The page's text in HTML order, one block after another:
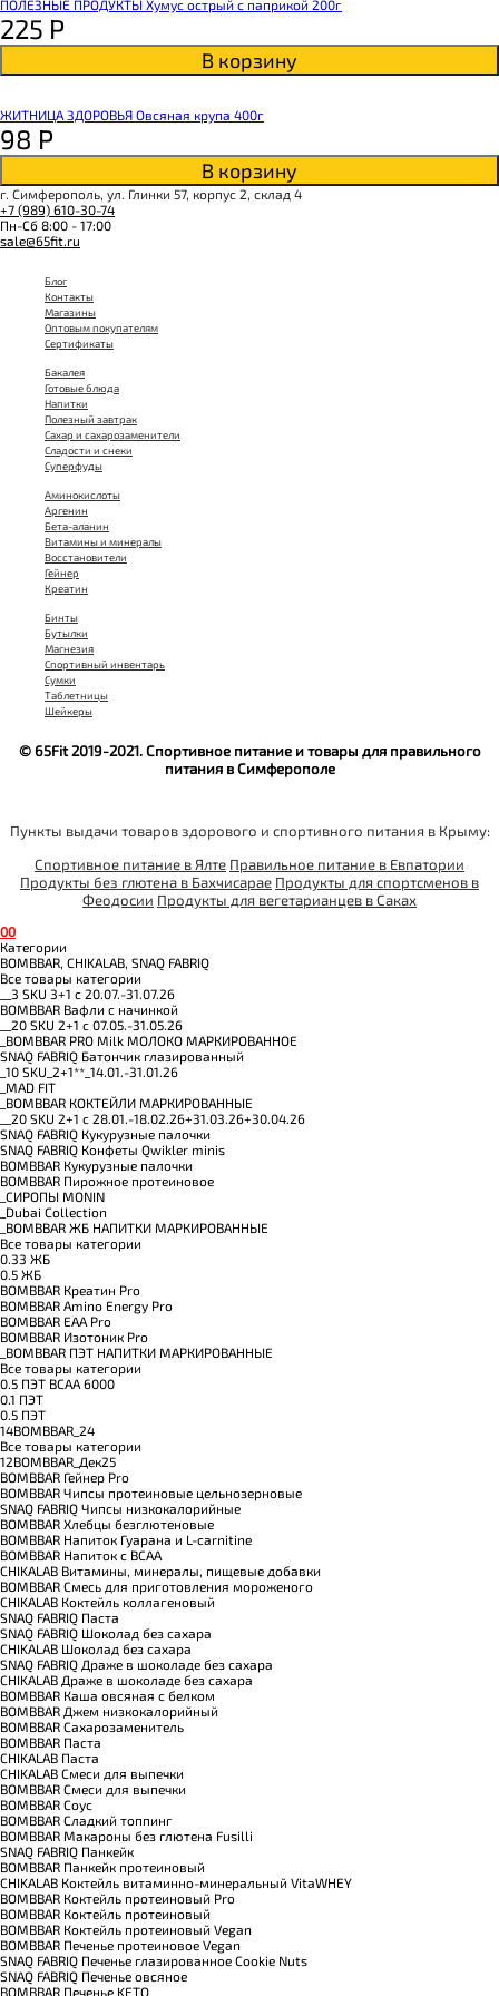
ПОЛЕЗНЫЕ ПРОДУКТЫ Хумус острый с паприкой 200г
225 Р
В корзину
ЖИТНИЦА ЗДОРОВЬЯ Овсяная крупа 400г
98 Р
В корзину
г. Симферополь, ул. Глинки 57, корпус 2, склад 4
+7 (989) 610-30-74
Пн-Сб 8:00 - 17:00
sale@65fit.ru
Блог
Контакты
Магазины
Оптовым покупателям
Сертификаты
Бакалея
Готовые блюда
Напитки
Полезный завтрак
Сахар и сахарозаменители
Сладости и снеки
Суперфуды
Аминокислоты
Аргенин
Бета-аланин
Витамины и минералы
Восстановители
Гейнер
Креатин
Бинты
Бутылки
Магнезия
Спортивный инвентарь
Сумки
Таблетницы
Шейкеры
© 65Fit 2019-2021. Спортивное питание и товары для правильного
питания в Симферополе
Пункты выдачи товаров здорового и спортивного питания в Крыму:
Спортивное питание в Ялте Правильное питание в Евпатории
Продукты без глютена в Бахчисарае Продукты для спортсменов в
Феодосии Продукты для вегетарианцев в Саках
00
Категории
BOMBBAR, CHIKALAB, SNAQ FABRIQ
Все товары категории
__3 SKU 3+1 с 20.07.-31.07.26
BOMBBAR Вафли с начинкой
__20 SKU 2+1 с 07.05.-31.05.26
_BOMBBAR PRO Milk МОЛОКО МАРКИРОВАННОЕ
SNAQ FABRIQ Батончик глазированный
_10 SKU_2+1**_14.01.-31.01.26
_MAD FIT
_BOMBBAR КОКТЕЙЛИ МАРКИРОВАННЫЕ
__20 SKU 2+1 с 28.01.-18.02.26+31.03.26+30.04.26
SNAQ FABRIQ Кукурузные палочки
SNAQ FABRIQ Конфеты Qwikler minis
BOMBBAR Кукурузные палочки
BOMBBAR Пирожное протеиновое
_CИРОПЫ MONIN
_Dubai Collection
_BOMBBAR ЖБ НАПИТКИ МАРКИРОВАННЫЕ
Все товары категории
0.33 ЖБ
0.5 ЖБ
BOMBBAR Креатин Pro
BOMBBAR Amino Energy Pro
BOMBBAR EAA Pro
BOMBBAR Изотоник Pro
_BOMBBAR ПЭТ НАПИТКИ МАРКИРОВАННЫЕ
Все товары категории
0.5 ПЭТ ВСАА 6000
0.1 ПЭТ
0.5 ПЭТ
14BOMBBAR_24
Все товары категории
12BOMBBAR_Дек25
BOMBBAR Гейнер Pro
BOMBBAR Чипсы протеиновые цельнозерновые
SNAQ FABRIQ Чипсы низкокалорийные
BOMBBAR Хлебцы безглютеновые
BOMBBAR Напиток Гуарана и L-carnitine
BOMBBAR Напиток с BCAA
CHIKALAB Витамины, минералы, пищевые добавки
BOMBBAR Смесь для приготовления мороженого
CHIKALAB Коктейль коллагеновый
SNAQ FABRIQ Паста
SNAQ FABRIQ Шоколад без сахара
CHIKALAB Шоколад без сахара
SNAQ FABRIQ Драже в шоколаде без сахара
CHIKALAB Драже в шоколаде без сахара
BOMBBAR Каша овсяная с белком
BOMBBAR Джем низкокалорийный
BOMBBAR Сахарозаменитель
BOMBBAR Паста
CHIKALAB Паста
CHIKALAB Смеси для выпечки
BOMBBAR Смеси для выпечки
BOMBBAR Соус
BOMBBAR Сладкий топпинг
BOMBBAR Макароны без глютена Fusilli
SNAQ FABRIQ Панкейк
BOMBBAR Панкейк протеиновый
CHIKALAB Коктейль витаминно-минеральный VitaWHEY
BOMBBAR Коктейль протеиновый Pro
BOMBBAR Коктейль протеиновый
BOMBBAR Коктейль протеиновый Vegan
BOMBBAR Печенье протеиновое Vegan
SNAQ FABRIQ Печенье глазированное Cookie Nuts
SNAQ FABRIQ Печенье овсяное
BOMBBAR Печенье KETO